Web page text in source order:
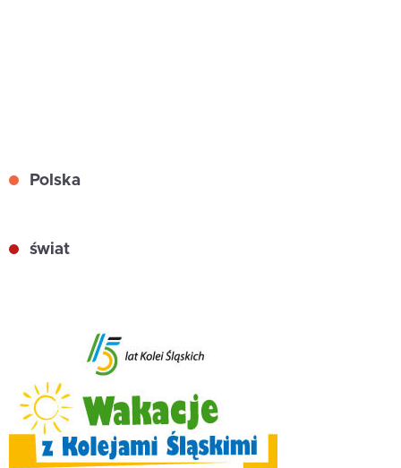
Polska
świat